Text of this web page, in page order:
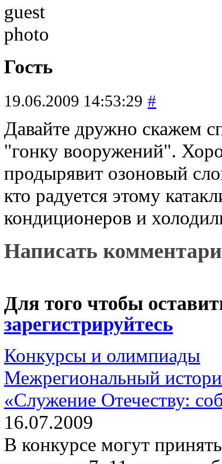
Гость
19.06.2009 14:53:29 #
Давайте дружно скажем
"гонку вооружений".
продырявит озоновый
кто радуется этому
кондиционеров и
Написать
Для того чтобы
зарегистрируйтесь
Конкурсы и олимпиады
Межрегиональный
«Служение Отечеству:
16.07.2009
В конкурсе могут